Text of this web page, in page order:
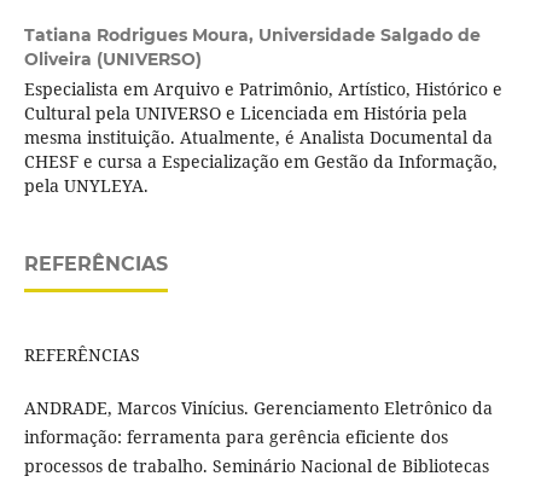
Tatiana Rodrigues Moura, Universidade Salgado de
Oliveira (UNIVERSO)
Especialista em Arquivo e Patrimônio, Artístico, Histórico e
Cultural pela UNIVERSO e Licenciada em História pela
mesma instituição. Atualmente, é Analista Documental da
CHESF e cursa a Especialização em Gestão da Informação,
pela UNYLEYA.
REFERÊNCIAS
REFERÊNCIAS
ANDRADE, Marcos Vinícius. Gerenciamento Eletrônico da
informação: ferramenta para gerência eficiente dos
processos de trabalho. Seminário Nacional de Bibliotecas